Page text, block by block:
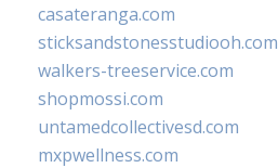
casateranga.com
sticksandstonesstudiooh.com
walkers-treeservice.com
shopmossi.com
untamedcollectivesd.com
mxpwellness.com